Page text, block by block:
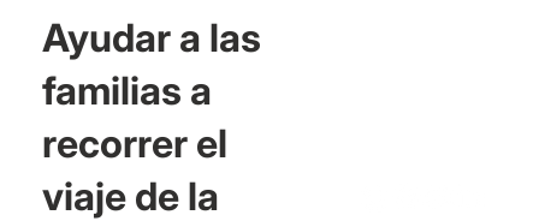
Ayudar a las
familias a
recorrer el
viaje de la